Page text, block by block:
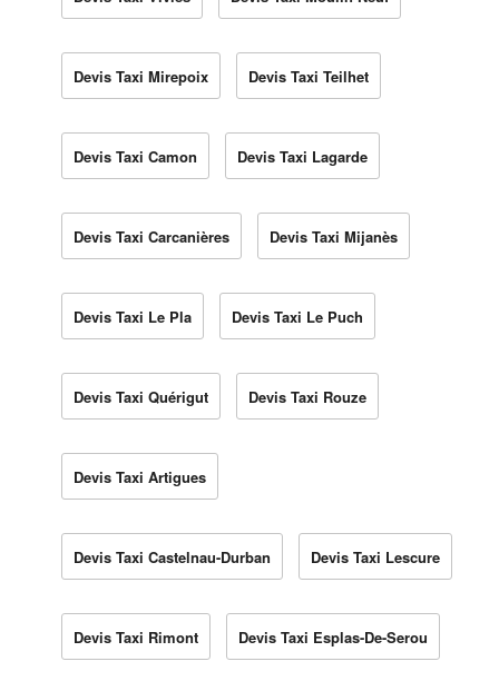
Devis Taxi Mirepoix Devis Taxi Teilhet
Devis Taxi Camon Devis Taxi Lagarde
Devis Taxi Carcanières Devis Taxi Mijanès
Devis Taxi Le Pla Devis Taxi Le Puch
Devis Taxi Quérigut Devis Taxi Rouze
Devis Taxi Artigues
Devis Taxi Castelnau-Durban Devis Taxi Lescure
Devis Taxi Rimont Devis Taxi Esplas-De-Serou